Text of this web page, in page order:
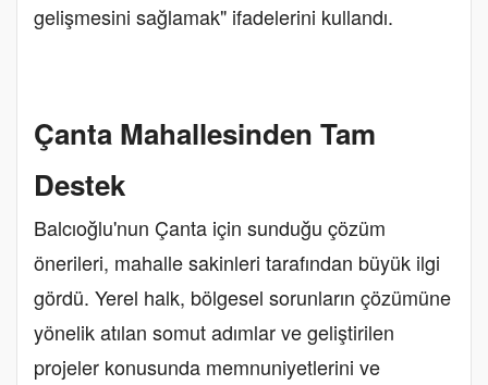
gelişmesini sağlamak" ifadelerini kullandı.
Çanta Mahallesinden Tam
Destek
Balcıoğlu'nun Çanta için sunduğu çözüm
önerileri, mahalle sakinleri tarafından büyük ilgi
gördü. Yerel halk, bölgesel sorunların çözümüne
yönelik atılan somut adımlar ve geliştirilen
projeler konusunda memnuniyetlerini ve